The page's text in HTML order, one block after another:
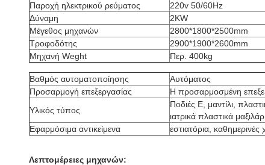
Παροχή ηλεκτρικού ρεύματος
220v 50/60Hz
Δύναμη
2KW
Μέγεθος μηχανών
2800*1800*2500mm
Τροφοδότης
2900*1900*2600mm
Μηχανή Weght
Περ. 400kg
Βαθμός αυτοματοποίησης
Αυτόματος
Προσαρμογή επεξεργασίας
Η προσαρμοσμένη
Υλικός τύπος
Ποδιές Ε, μαντίλι,
ιατρικά πλαστικά
Εφαρμόσιμα αντικείμενα
εστιατόρια, καθημερινές
Λεπτομέρειες μηχανών: